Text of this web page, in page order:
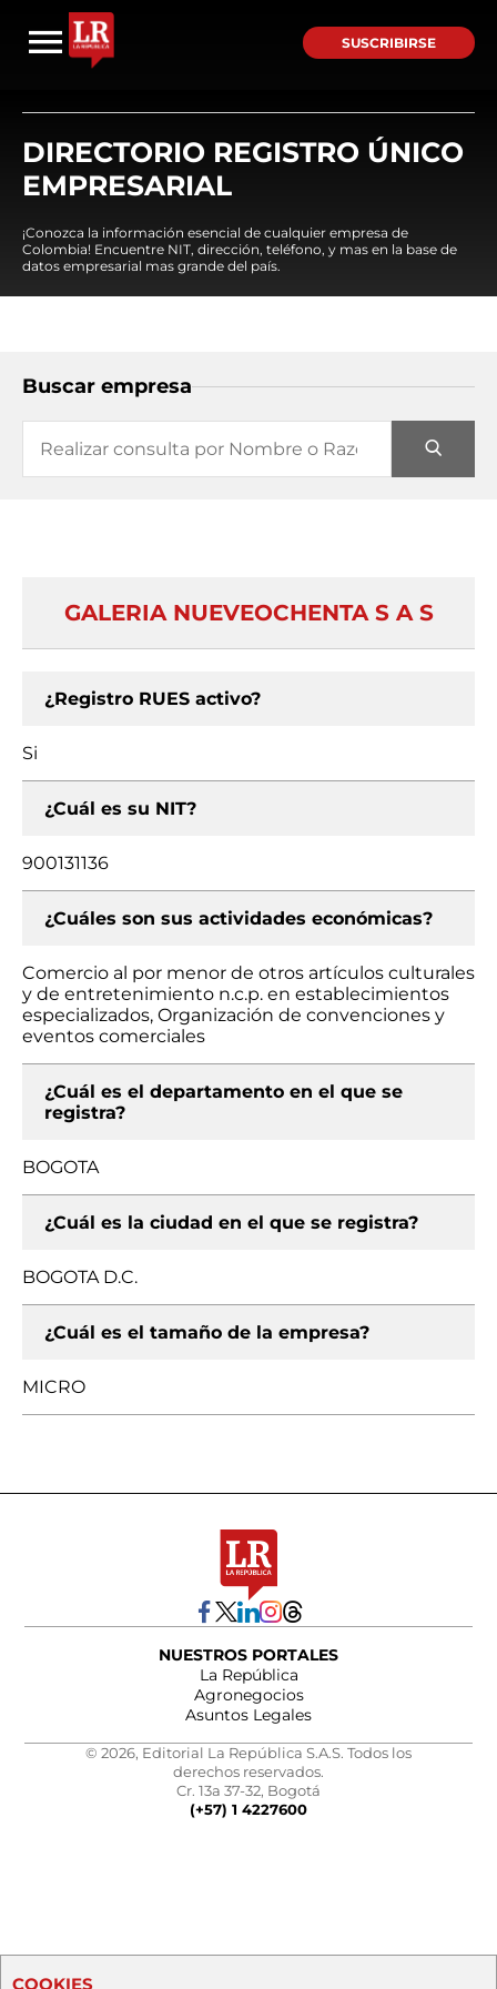
SUSCRIBIRSE
DIRECTORIO REGISTRO ÚNICO
EMPRESARIAL
¡Conozca la información esencial de cualquier empresa de
Colombia! Encuentre NIT, dirección, teléfono, y mas en la base de
datos empresarial mas grande del país.
Buscar empresa
GALERIA NUEVEOCHENTA S A S
¿Registro RUES activo?
Si
¿Cuál es su NIT?
900131136
¿Cuáles son sus actividades económicas?
Comercio al por menor de otros artículos culturales
y de entretenimiento n.c.p. en establecimientos
especializados, Organización de convenciones y
eventos comerciales
¿Cuál es el departamento en el que se
registra?
BOGOTA
¿Cuál es la ciudad en el que se registra?
BOGOTA D.C.
¿Cuál es el tamaño de la empresa?
MICRO
NUESTROS PORTALES
La República
Agronegocios
Asuntos Legales
© 2026, Editorial La República S.A.S. Todos los
derechos reservados.
Cr. 13a 37-32, Bogotá
(+57) 1 4227600
COOKIES